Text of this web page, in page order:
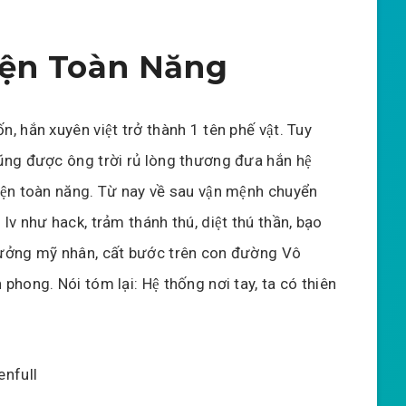
Toàn Năng
hắn xuyên việt trở thành 1 tên phế vật. Tuy
được ông trời rủ lòng thương đưa hắn hệ
toàn năng. Từ nay về sau vận mệnh chuyển
như hack, trảm thánh thú, diệt thú thần, bạo
mỹ nhân, cất bước trên con đường Vô
Nói tóm lại: Hệ thống nơi tay, ta có thiên